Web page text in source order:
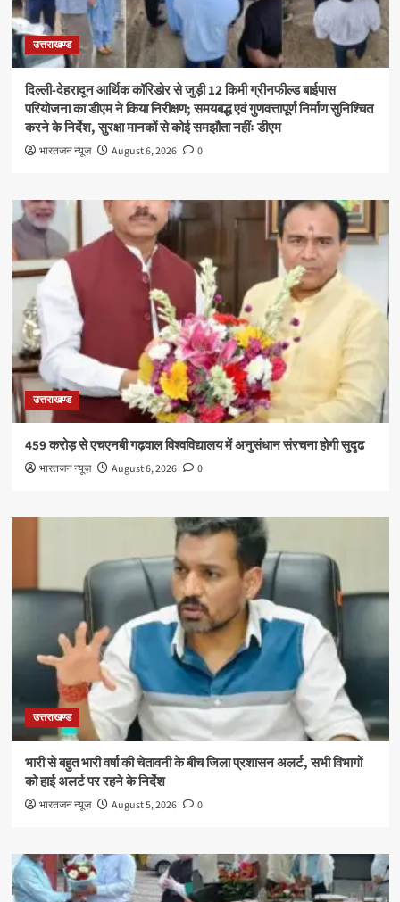
उत्तराखण्ड
दिल्ली-देहरादून आर्थिक कॉरिडोर से जुड़ी 12 किमी ग्रीनफील्ड बाईपास
परियोजना का डीएम ने किया निरीक्षण; समयबद्ध एवं गुणवत्तापूर्ण निर्माण सुनिश्चित
करने के निर्देश, सुरक्षा मानकों से कोई समझौता नहींः डीएम
भारतजन न्यूज़ August 6, 2026 0
उत्तराखण्ड
459 करोड़ से एचएनबी गढ़वाल विश्वविद्यालय में अनुसंधान संरचना होगी सुदृढ
भारतजन न्यूज़ August 6, 2026 0
उत्तराखण्ड
भारी से बहुत भारी वर्षा की चेतावनी के बीच जिला प्रशासन अलर्ट, सभी विभागों
को हाई अलर्ट पर रहने के निर्देश
भारतजन न्यूज़ August 5, 2026 0